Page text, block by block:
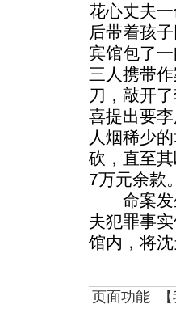
花心丈夫
后带着孩
宾馆包了
三人携带
刀，敲开
喜提出要
人烟稀少
砍，直至
7万元余款。
命案发生
夫犯罪事
馆内，将
页面功能 【